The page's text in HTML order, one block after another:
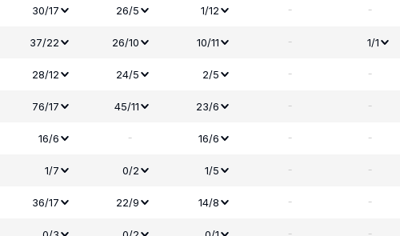
30/17 26/5 1/12 - -
37/22 26/10 10/11 - 1/1
28/12 24/5 2/5 - -
76/17 45/11 23/6 - -
16/6 - 16/6 - -
1/7 0/2 1/5 - -
36/17 22/9 14/8 - -